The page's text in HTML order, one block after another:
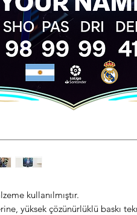
kullanılmıştır.
yüksek çözünürlüklü baskı